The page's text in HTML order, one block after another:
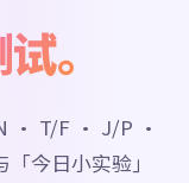
。
· T/F · J/P ·
今日小实验」